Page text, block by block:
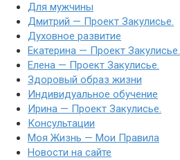
Для мужчины
Дмитрий — Проект Закулисье.
Духовное развитие
Екатерина — Проект Закулисье.
Елена — Проект Закулисье.
Здоровый образ жизни
Индивидуальное обучение
Ирина — Проект Закулисье.
Консультации
Моя Жизнь — Мои Правила
Новости на сайте